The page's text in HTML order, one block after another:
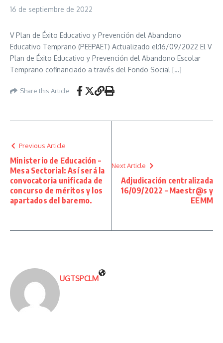
16 de septiembre de 2022
V Plan de Éxito Educativo y Prevención del Abandono
Educativo Temprano (PEEPAET) Actualizado el:16/09/2022 El V
Plan de Éxito Educativo y Prevención del Abandono Escolar
Temprano cofinanciado a través del Fondo Social […]
Share this Article
Previous Article
Ministerio de Educación –
Mesa Sectorial: Así será la
convocatoria unificada de
concurso de méritos y los
apartados del baremo.
Next Article
Adjudicación centralizada
16/09/2022 – Maestr@s y
EEMM
UGTSPCLM